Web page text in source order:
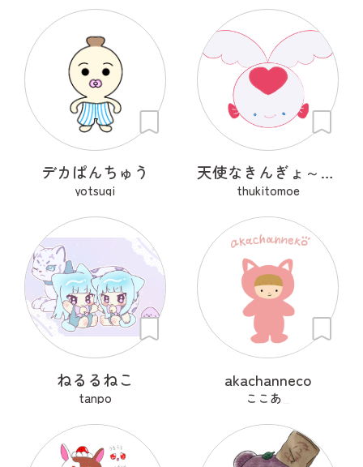
デカぱんちゅう
yotsugi
天使なきんぎょ～ぷくぱたぷう
thukitomoe
ねるるねこ
tanpo
akachanneco
ここあ_